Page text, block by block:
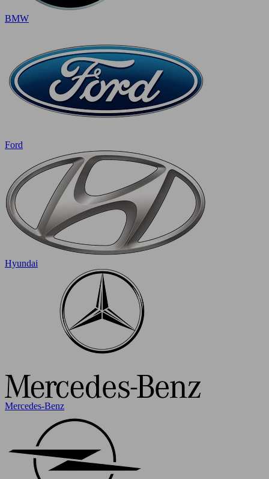
BMW
Ford
Hyundai
Mercedes-Benz